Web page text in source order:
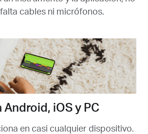
cables ni micrófonos.
Android, iOS y PC
en casi cualquier dispositivo.